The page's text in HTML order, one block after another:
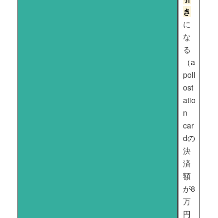
き
に
な
る
（a
poll
ost
atio
n
car
dの
決
済
額
が8
万
円